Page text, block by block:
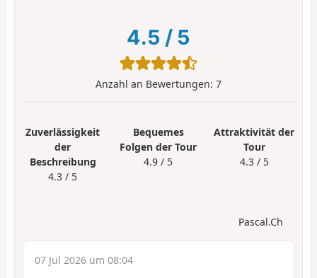
4.5 / 5
Anzahl an Bewertungen: 7
Zuverlässigkeit
der
Beschreibung
4.3 / 5
Bequemes
Folgen der Tour
4.9 / 5
Attraktivität der
Tour
4.3 / 5
Pascal.Ch
07 Jul 2026 um 08:04